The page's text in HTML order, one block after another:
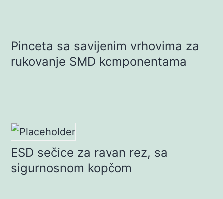
Pinceta sa savijenim vrhovima za
rukovanje SMD komponentama
ESD sečice za ravan rez, sa
sigurnosnom kopčom